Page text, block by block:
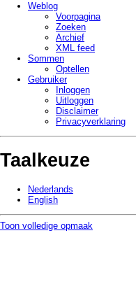
Weblog
Voorpagina
Zoeken
Archief
XML feed
Sommen
Optellen
Gebruiker
Inloggen
Uitloggen
Disclaimer
Privacy­verklaring
Taalkeuze
Nederlands
English
Toon volledige opmaak